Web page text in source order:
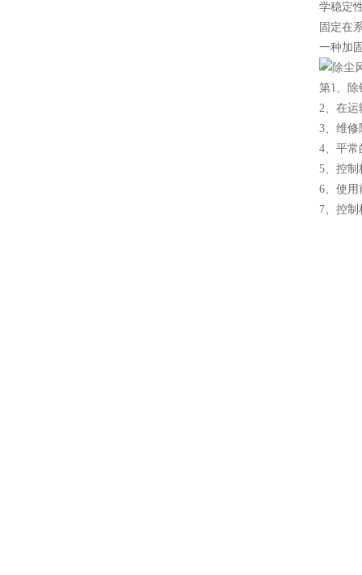
学稳定
固定在
一种加
第1、
2、在运
3、维
4、平常
5、控制
6、使用
7、控